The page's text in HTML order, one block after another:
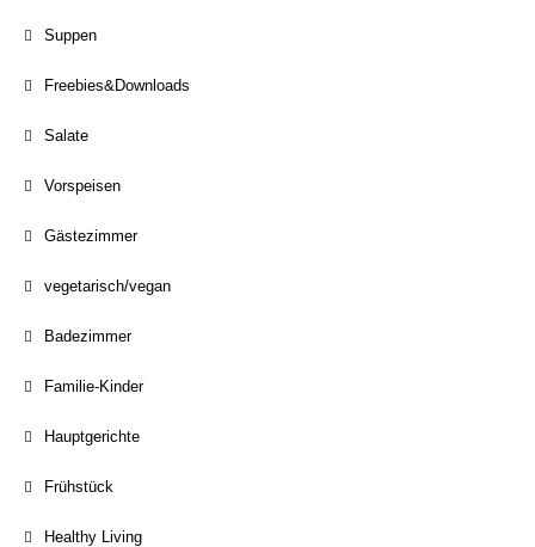
Suppen
Freebies&Downloads
Salate
Vorspeisen
Gästezimmer
vegetarisch/vegan
Badezimmer
Familie-Kinder
Hauptgerichte
Frühstück
Healthy Living